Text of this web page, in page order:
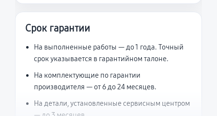
Срок гарантии
На выполненные работы — до 1 года. Точный
срок указывается в гарантийном талоне.
На комплектующие по гарантии
производителя — от 6 до 24 месяцев.
На детали, установленные сервисным центром